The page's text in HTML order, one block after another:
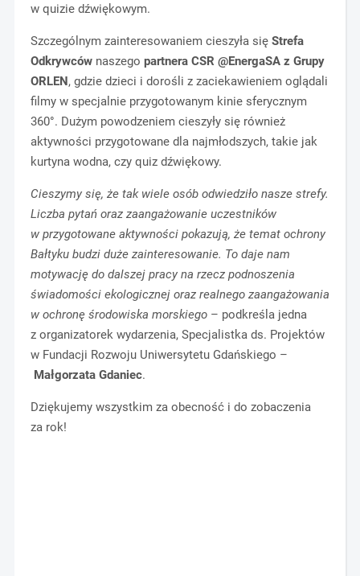
w quizie dźwiękowym.
Szczególnym zainteresowaniem cieszyła się Strefa
Odkrywcównaszego partnera CSR @EnergaSA z Grupy
ORLEN, gdzie dzieci i dorośli z zaciekawieniem oglądali
filmy w specjalnie przygotowanym kinie sferycznym
360°. Dużym powodzeniem cieszyły się również
aktywności przygotowane dla najmłodszych, takie jak
kurtyna wodna, czy quiz dźwiękowy.
Cieszymy się, że tak wiele osób odwiedziło nasze strefy.
Liczba pytań oraz zaangażowanie uczestników
w przygotowane aktywności pokazują, że temat ochrony
Bałtyku budzi duże zainteresowanie. To daje nam
motywację do dalszej pracy na rzecz podnoszenia
świadomości ekologicznej oraz realnego zaangażowania
w ochronę środowiska morskiego– podkreśla jedna
z organizatorek wydarzenia, Specjalistka ds. Projektów
w Fundacji Rozwoju Uniwersytetu Gdańskiego –
Małgorzata Gdaniec.
Dziękujemy wszystkim za obecność i do zobaczenia
za rok!